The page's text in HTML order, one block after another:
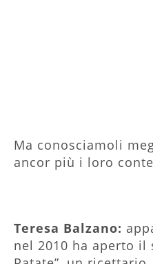
Ma conosciamoli
ancor più i loro
Teresa Balzano:
nel 2010 ha aperto il